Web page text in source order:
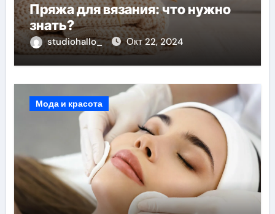
Пряжа для вязания: что нужно
знать?
studiohallo_ Окт 22, 2024
Мода и красота